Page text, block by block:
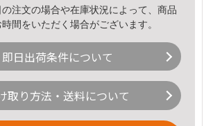
注文の場合や在庫状況によって、商品
間をいただく場合がございます。
即日出荷条件について
取り方法・送料について